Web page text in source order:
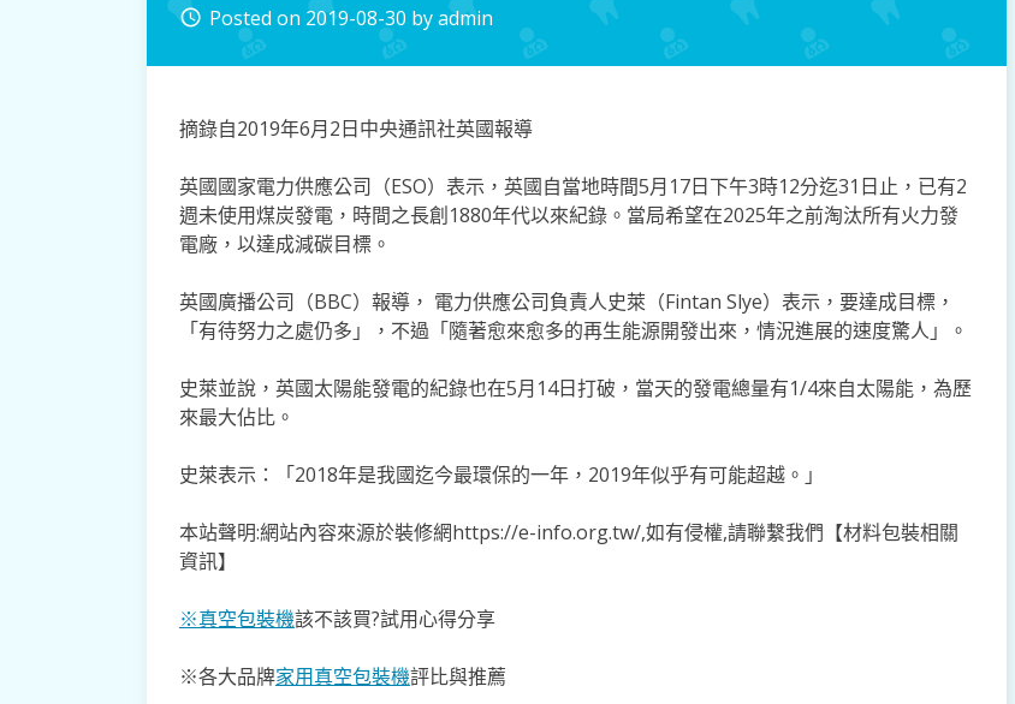
access_time Posted on 2019-08-30 byadmin
摘錄自2019年6月2日中央通訊社英國報導
英國國家電力供應公司（ESO）表示，英國自當地時間5月17日下午3時12分迄31日止，已有2
週未使用煤炭發電，時間之長創1880年代以來紀錄。當局希望在2025年之前淘汰所有火力發
電廠，以達成減碳目標。
英國廣播公司（BBC）報導， 電力供應公司負責人史萊（Fintan Slye）表示，要達成目標，
「有待努力之處仍多」，不過「隨著愈來愈多的再生能源開發出來，情況進展的速度驚人」。
史萊並說，英國太陽能發電的紀錄也在5月14日打破，當天的發電總量有1/4來自太陽能，為歷
來最大佔比。
史萊表示：「2018年是我國迄今最環保的一年，2019年似乎有可能超越。」
本站聲明:網站內容來源於裝修網https://e-info.org.tw/,如有侵權,請聯繫我們【材料包裝相關
資訊】
※真空包裝機該不該買?試用心得分享
※各大品牌家用真空包裝機評比與推薦